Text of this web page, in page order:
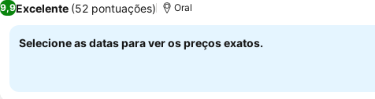
9,9Excelente (52 pontuações) Oral
Selecione as datas para ver os preços exatos.